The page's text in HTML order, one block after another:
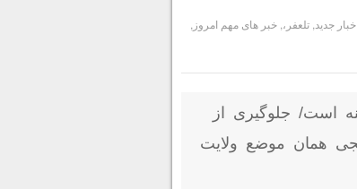
اخبار جدید ,تلعفر، ,خبر های مهم امروز
است/ جلوگیری از
همان موضع ولایت